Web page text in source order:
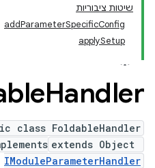
שיטות ציבוריות
addParameterSpecificConfig
applySetup
Handler
class FoldableHandler
extends Object
IModuleParameterHandler